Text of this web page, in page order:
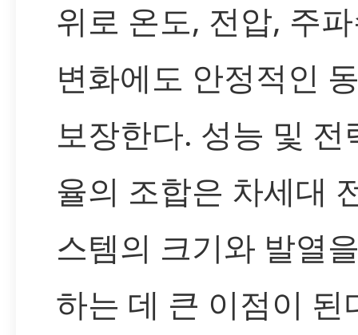
위로 온도, 전압, 주
변화에도 안정적인
보장한다. 성능 및 전
율의 조합은 차세대
스템의 크기와 발열
하는 데 큰 이점이 된